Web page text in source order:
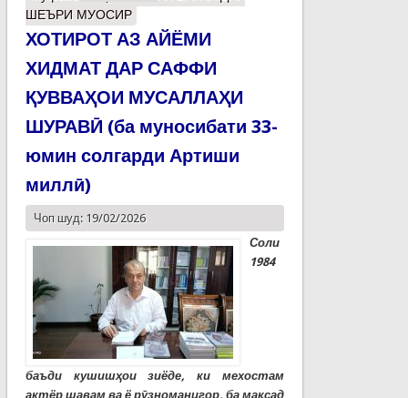
ШЕЪРИ МУОСИР
ХОТИРОТ АЗ АЙЁМИ
ХИДМАТ ДАР САФФИ
ҚУВВАҲОИ МУСАЛЛАҲИ
ШУРАВӢ (ба муносибати 33-
юмин солгарди Артиши
миллӣ)
Чоп шуд: 19/02/2026
Соли
1984
баъди кушишҳои зиёде, ки мехостам
актёр шавам ва ё рӯзноманигор, ба мақсад